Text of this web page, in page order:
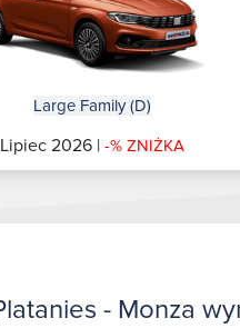
Large Family (D)
Lipiec 2026 | -% ZNIŻKA
- Monza